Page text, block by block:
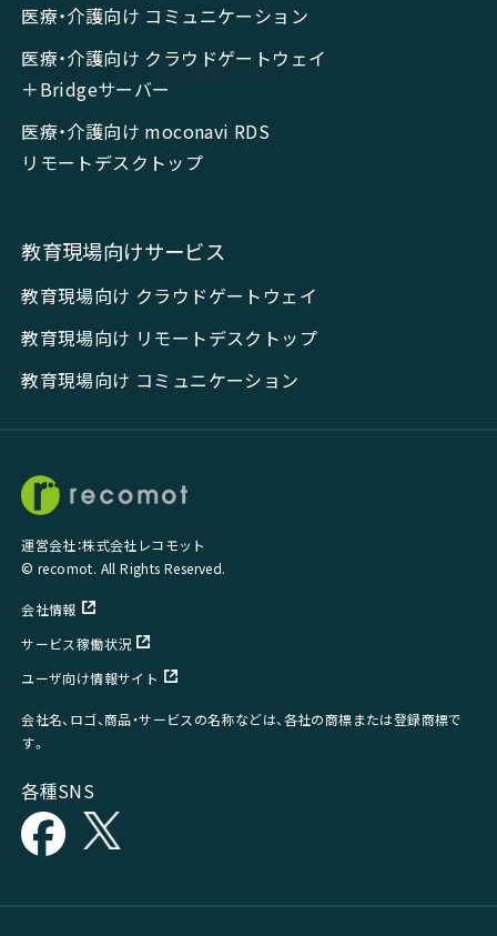
医療・介護向け コミュニケーション
医療・介護向け クラウドゲートウェイ
＋Bridgeサーバー
医療・介護向け moconavi RDS
リモートデスクトップ
教育現場向けサービス
教育現場向け クラウドゲートウェイ
教育現場向け リモートデスクトップ
教育現場向け コミュニケーション
運営会社：株式会社レコモット
© recomot. All Rights Reserved.
会社情報
サービス稼働状況
ユーザ向け情報サイト
会社名、ロゴ、商品・サービスの名称などは、各社の商標または登録商標で
す。
各種SNS